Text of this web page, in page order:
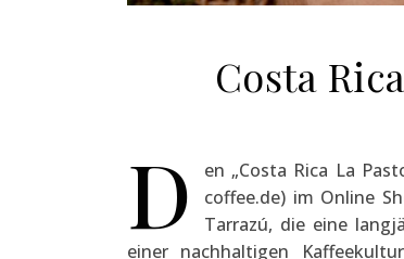
Costa
D
en „Costa Rica La
coffee.de) im Online
Tarrazú, die eine
einer nachhaltigen